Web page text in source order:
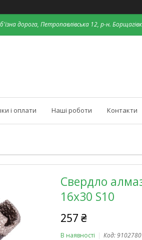
дорога, Петропавлівська 12, р-н.
і оплати Наші роботи Контакти
Свердло
16x30 S10
257 ₴
В наявності Код: